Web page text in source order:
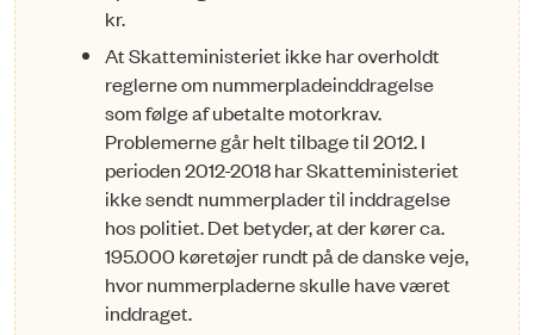
kr.
At Skatteministeriet ikke har overholdt
reglerne om nummerplade­ind­dragelse
som følge af ubetalte motorkrav.
Problemerne går helt tilba­ge til 2012. I
perioden 2012-2018 har Skatteministeriet
ikke sendt num­mer­plader til inddragelse
hos politiet. Det betyder, at der kører ca.
195.000 køretøjer rundt på de danske veje,
hvor nummerplader­ne skulle have været
inddraget.